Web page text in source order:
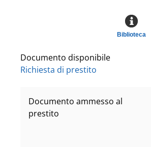
Biblioteca
Documento disponibile
Richiesta di prestito
Documento ammesso al
prestito